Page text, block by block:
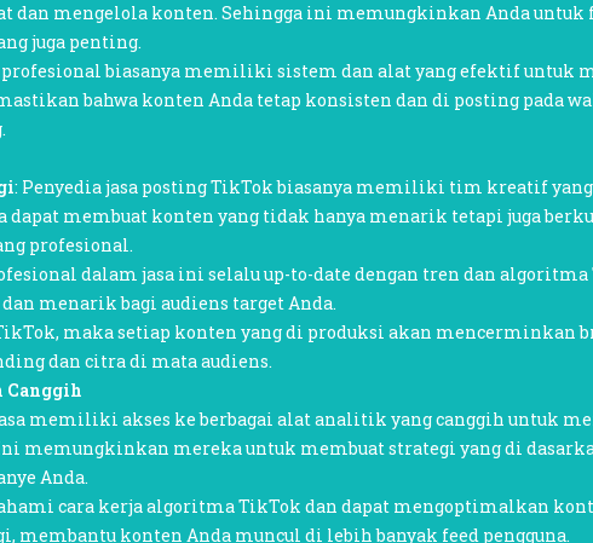
dan mengelola konten. Sehingga ini memungkinkan Anda untuk
juga penting.
profesional biasanya memiliki sistem dan alat yang efektif untuk
bahwa konten Anda tetap konsisten dan di posting pada
: Penyedia jasa posting TikTok biasanya memiliki tim kreatif
dapat membuat konten yang tidak hanya menarik tetapi juga
profesional.
dalam jasa ini selalu up-to-date dengan tren dan algoritma
menarik bagi audiens target Anda.
maka setiap konten yang di produksi akan mencerminkan
dan citra di mata audiens.
Canggih
memiliki akses ke berbagai alat analitik yang canggih untuk
memungkinkan mereka untuk membuat strategi yang di
Anda.
cara kerja algoritma TikTok dan dapat mengoptimalkan
konten Anda muncul di lebih banyak feed pengguna.